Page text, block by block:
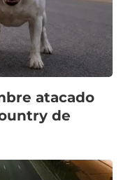
atacado
de